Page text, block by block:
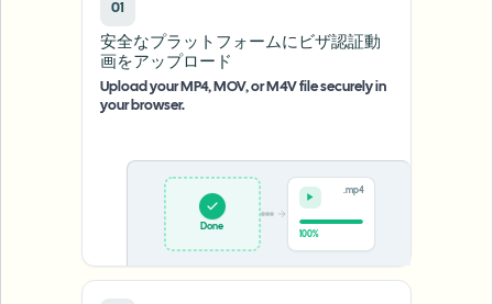
ビデオインテリジェンス
一括背景除去
01
安全なプラットフォームにビザ認証動
画をアップロード
Upload your MP4, MOV, or M4V file securely in
your browser.
Done
100%
.mp4